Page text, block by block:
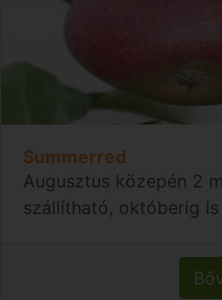
Summerred
Augusztus közepén 2
szállítható, októberig